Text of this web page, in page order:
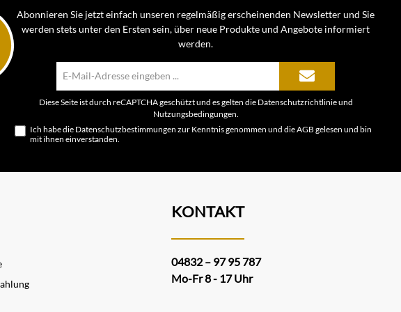
Abonnieren Sie jetzt einfach unseren regelmäßig erscheinenden Newsletter und Sie
werden stets unter den Ersten sein, über neue Produkte und Angebote informiert
werden.
Mail-
Adresse*
Diese Seite ist durch reCAPTCHA geschützt und es gelten die Datenschutzrichtlinieund
Nutzungsbedingungen
Ich habe die Datenschutzbestimmungen zur Kenntnis genommen und dieAGB gelesen und bin
mit ihnen einverstanden.
KONTAKT
04832 – 97 95 787
Mo-Fr 8 - 17 Uhr